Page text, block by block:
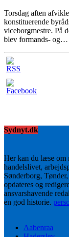
Torsdag aften
konstituerende
viceborgmestre. På
blev formands- og…
Sydnyt.dk
Her kan du læse om
handelslivet,
Sønderborg,
opdateres og
ansvarshavende
en god historie.
Aabenraa